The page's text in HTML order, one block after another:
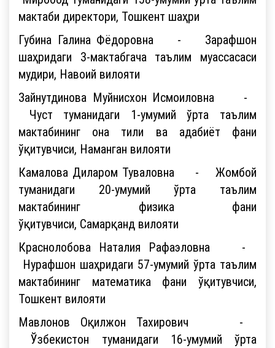
мактаби директори, Тошкент шаҳри
Губина Галина Фёдоровна - Зарафшон
шаҳридаги 3-мактабгача таълим муассасаси
мудири, Навоий вилояти
Зайнутдинова Муйнисхон Исмоиловна -
Чуст туманидаги 1-умумий ўрта таълим
мактабининг она тили ва адабиёт фани
ўқитувчиси, Наманган вилояти
Камалова Диларом Туваловна - Жомбой
туманидаги 20-умумий ўрта таълим
мактабининг физика фани
ўқитувчиси, Самарқанд вилояти
Краснолобова Наталия Рафаэловна -
Нурафшон шаҳридаги 57-умумий ўрта таълим
мактабининг математика фани ўқитувчиси,
Тошкент вилояти
Мавлонов Оқилжон Тахирович -
Ўзбекистон туманидаги 16-умумий ўрта